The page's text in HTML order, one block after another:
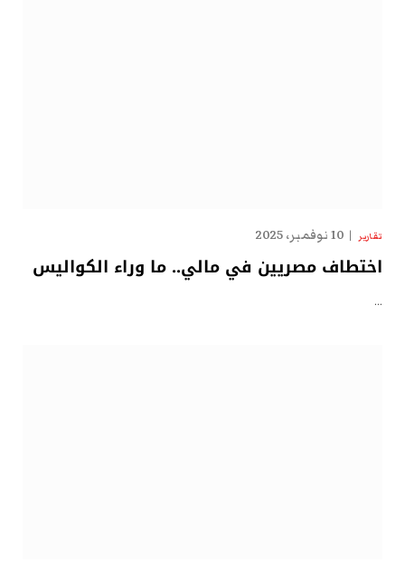
تقارير 10 نوفمبر، 2025
اختطاف مصريين في مالي.. ما وراء الكواليس
…